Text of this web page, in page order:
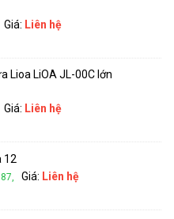
Giá: Liên hệ
Lioa LiOA JL-00C lớn
Giá: Liên hệ
12
Giá: Liên hệ